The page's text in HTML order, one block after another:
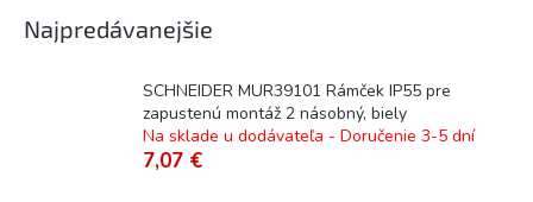
Najpredávanejšie
SCHNEIDER MUR39101 Rámček IP55 pre
zapustenú montáž 2 násobný, biely
Na sklade u dodávateľa - Doručenie 3-5 dní
7,07 €